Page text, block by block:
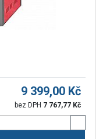
9 399,00 Kč
bez DPH 7 767,77 Kč